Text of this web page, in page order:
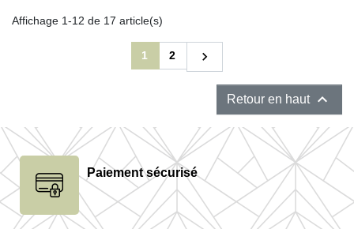
Affichage 1-12 de 17 article(s)
1 2 Suivant

Retour en haut 
Paiement sécurisé